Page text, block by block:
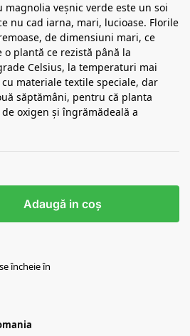
veșnic verde este un soi
nu cad iarna, mari, lucioase. Florile
de dimensiuni mari, ce
plantă ce rezistă până la
Celsius, la temperaturi mai
materiale textile speciale, dar
săptămâni, pentru că planta
oxigen și îngrămădeală a
Adaugă in coş
încheie în